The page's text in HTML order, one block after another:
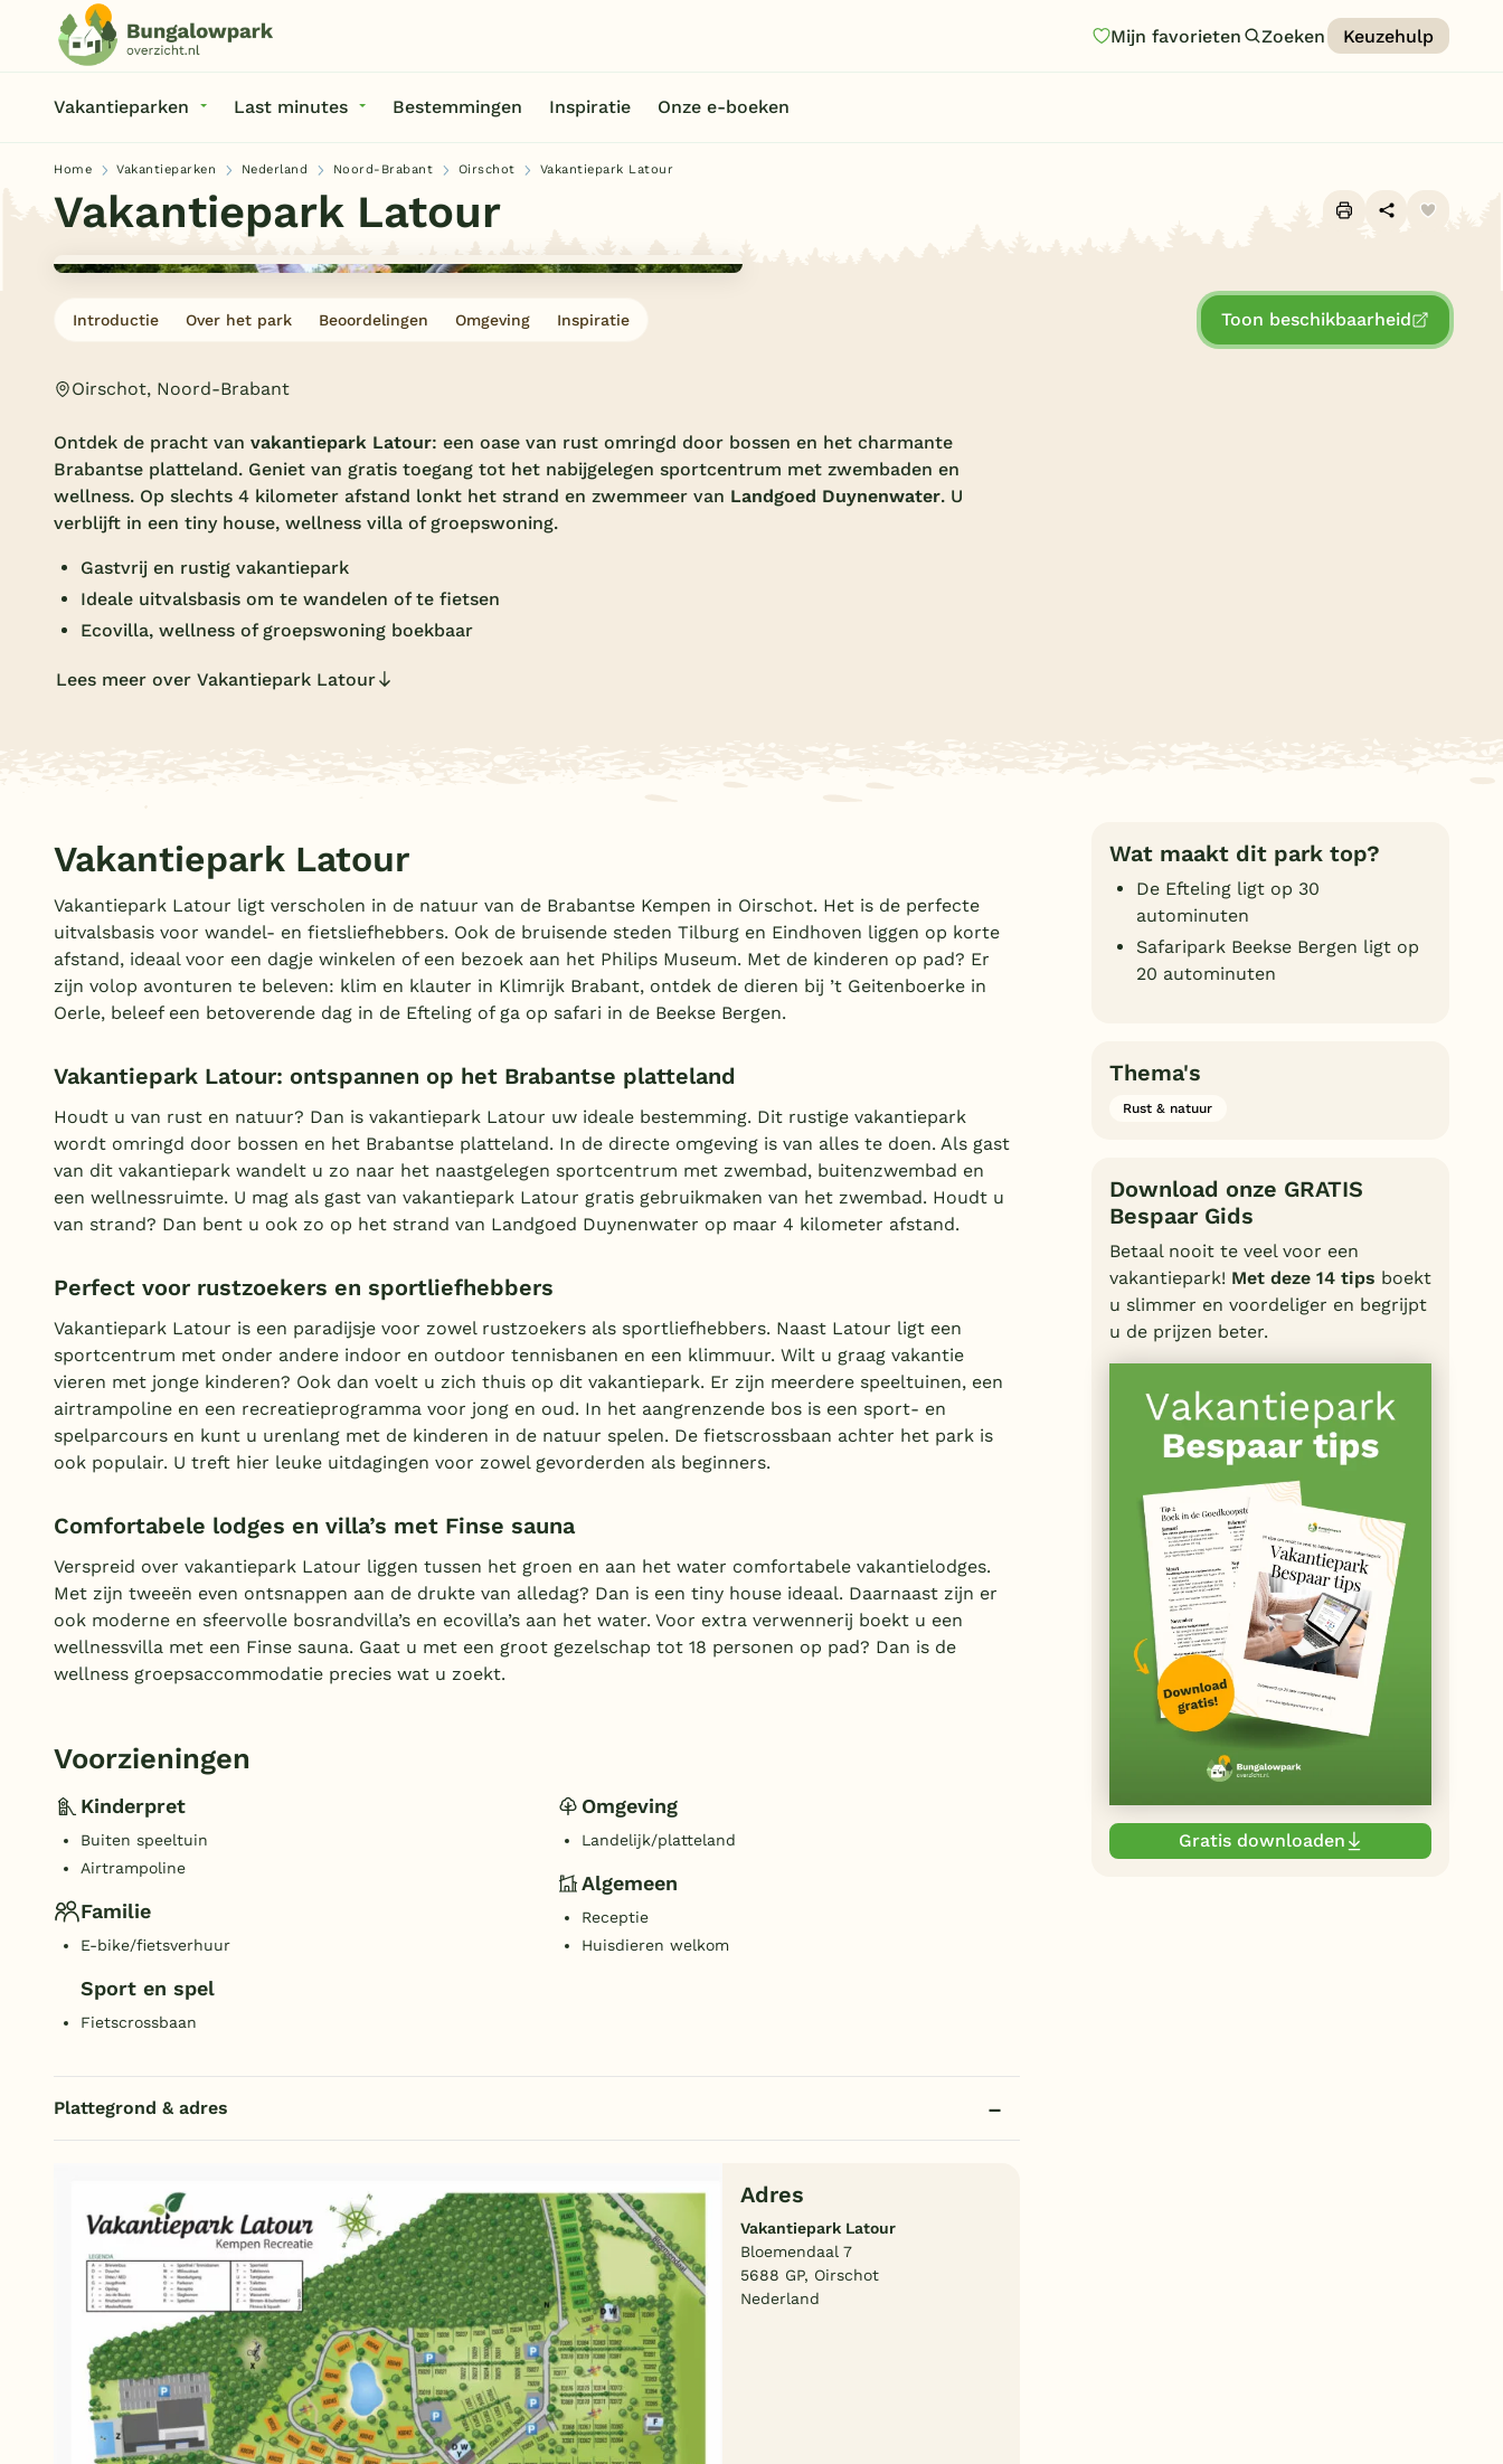
Mijn favorieten Zoeken Keuzehulp
Vakantieparken Last minutes Bestemmingen Inspiratie Onze e-boeken
Nederland
Onze e-boeken
Home Vakantieparken Nederland Noord-Brabant Oirschot Vakantiepark Latour
Vakantiepark Latour
Introductie Over het park Beoordelingen Omgeving Inspiratie Toon beschikbaarheid
Oirschot, Noord-Brabant
Ontdek de pracht van vakantiepark Latour: een oase van rust omringd door bossen en het charmante
Brabantse platteland. Geniet van gratis toegang tot het nabijgelegen sportcentrum met zwembaden en
wellness. Op slechts 4 kilometer afstand lonkt het strand en zwemmeer van Landgoed Duynenwater. U
verblijft in een tiny house, wellness villa of groepswoning.
Gastvrij en rustig vakantiepark
Ideale uitvalsbasis om te wandelen of te fietsen
Ecovilla, wellness of groepswoning boekbaar
Lees meer over Vakantiepark Latour
Vakantiepark Latour
Vakantiepark Latour ligt verscholen in de natuur van de Brabantse Kempen in Oirschot. Het is de perfecte
uitvalsbasis voor wandel- en fietsliefhebbers. Ook de bruisende steden Tilburg en Eindhoven liggen op korte
afstand, ideaal voor een dagje winkelen of een bezoek aan het Philips Museum. Met de kinderen op pad? Er
zijn volop avonturen te beleven: klim en klauter in Klimrijk Brabant, ontdek de dieren bij ’t Geitenboerke in
Oerle, beleef een betoverende dag in de Efteling of ga op safari in de Beekse Bergen.
Vakantiepark Latour: ontspannen op het Brabantse platteland
Houdt u van rust en natuur? Dan is vakantiepark Latour uw ideale bestemming. Dit rustige vakantiepark
wordt omringd door bossen en het Brabantse platteland. In de directe omgeving is van alles te doen. Als gast
van dit vakantiepark wandelt u zo naar het naastgelegen sportcentrum met zwembad, buitenzwembad en
een wellnessruimte. U mag als gast van vakantiepark Latour gratis gebruikmaken van het zwembad. Houdt u
van strand? Dan bent u ook zo op het strand van Landgoed Duynenwater op maar 4 kilometer afstand.
Perfect voor rustzoekers en sportliefhebbers
Vakantiepark Latour is een paradijsje voor zowel rustzoekers als sportliefhebbers. Naast Latour ligt een
sportcentrum met onder andere indoor en outdoor tennisbanen en een klimmuur. Wilt u graag vakantie
vieren met jonge kinderen? Ook dan voelt u zich thuis op dit vakantiepark. Er zijn meerdere speeltuinen, een
airtrampoline en een recreatieprogramma voor jong en oud. In het aangrenzende bos is een sport- en
spelparcours en kunt u urenlang met de kinderen in de natuur spelen. De fietscrossbaan achter het park is
ook populair. U treft hier leuke uitdagingen voor zowel gevorderden als beginners.
Comfortabele lodges en villa’s met Finse sauna
Verspreid over vakantiepark Latour liggen tussen het groen en aan het water comfortabele vakantielodges.
Met zijn tweeën even ontsnappen aan de drukte van alledag? Dan is een tiny house ideaal. Daarnaast zijn er
ook moderne en sfeervolle bosrandvilla’s en ecovilla’s aan het water. Voor extra verwennerij boekt u een
wellnessvilla met een Finse sauna. Gaat u met een groot gezelschap tot 18 personen op pad? Dan is de
wellness groepsaccommodatie precies wat u zoekt.
Voorzieningen
Kinderpret
Buiten speeltuin
Airtrampoline
Familie
E-bike/fietsverhuur
Sport en spel
Fietscrossbaan
Omgeving
Landelijk/platteland
Algemeen
Receptie
Huisdieren welkom
Plattegrond & adres
Adres
Vakantiepark Latour
Bloemendaal 7
5688 GP, Oirschot
Nederland
Wat maakt dit park top?
De Efteling ligt op 30
autominuten
Safaripark Beekse Bergen ligt op
20 autominuten
Thema's
Rust & natuur
Download onze GRATIS
Bespaar Gids
Betaal nooit te veel voor een
vakantiepark! Met deze 14 tips boekt
u slimmer en voordeliger en begrijpt
u de prijzen beter.
Gratis downloaden